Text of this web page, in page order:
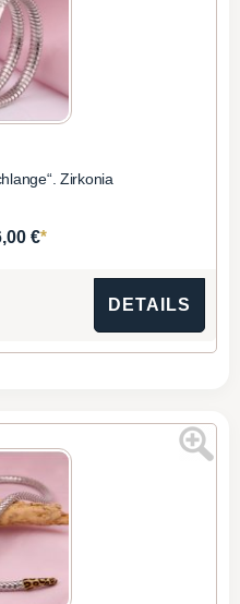
Zirkonia
€*
DETAILS